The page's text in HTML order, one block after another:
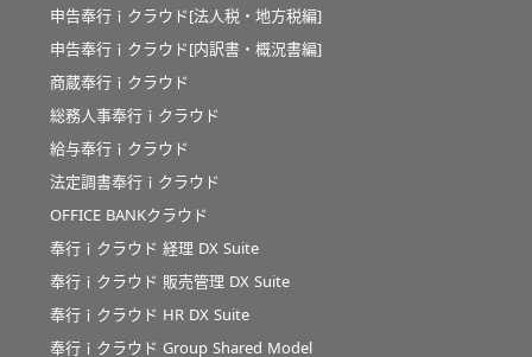
申告奉行ｉクラウド[法人税・地方税編]
申告奉行ｉクラウド[内訳書・概況書編]
商蔵奉行ｉクラウド
総務人事奉行ｉクラウド
給与奉行ｉクラウド
法定調書奉行ｉクラウド
OFFICE BANKクラウド
奉行ｉクラウド 経理 DX Suite
奉行ｉクラウド 販売管理 DX Suite
奉行ｉクラウド HR DX Suite
奉行ｉクラウド Group Shared Model